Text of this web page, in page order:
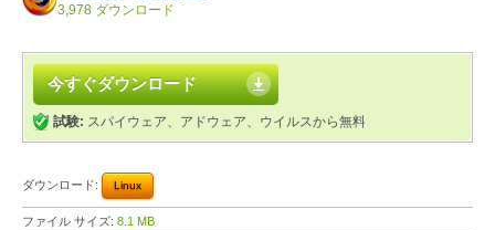
3,978 ダウンロード
今すぐダウンロード
試験: スパイウェア、アドウェア、ウイルスから無料
ダウンロード: Linux
ファイル サイズ: 8.1 MB